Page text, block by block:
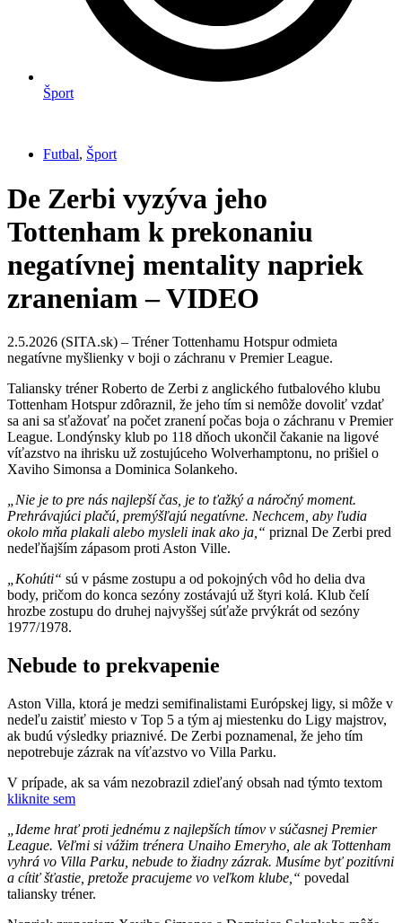
Šport
Futbal, Šport
De Zerbi vyzýva jeho
Tottenham k prekonaniu
negatívnej mentality napriek
zraneniam – VIDEO
2.5.2026 (SITA.sk) – Tréner Tottenhamu Hotspur odmieta
negatívne myšlienky v boji o záchranu v Premier League.
Taliansky tréner Roberto de Zerbi z anglického futbalového klubu
Tottenham Hotspur zdôraznil, že jeho tím si nemôže dovoliť vzdať
sa ani sa sťažovať na počet zranení počas boja o záchranu v Premier
League. Londýnsky klub po 118 dňoch ukončil čakanie na ligové
víťazstvo na ihrisku už zostujúceho Wolverhamptonu, no prišiel o
Xaviho Simonsa a Dominica Solankeho.
„Nie je to pre nás najlepší čas, je to ťažký a náročný moment.
Prehrávajúci plačú, premýšľajú negatívne. Nechcem, aby ľudia
okolo mňa plakali alebo mysleli inak ako ja,“ priznal De Zerbi pred
nedeľňajším zápasom proti Aston Ville.
„Kohúti“ sú v pásme zostupu a od pokojných vôd ho delia dva
body, pričom do konca sezóny zostávajú už štyri kolá. Klub čelí
hrozbe zostupu do druhej najvyššej súťaže prvýkrát od sezóny
1977/1978.
Nebude to prekvapenie
Aston Villa, ktorá je medzi semifinalistami Európskej ligy, si môže v
nedeľu zaistiť miesto v Top 5 a tým aj miestenku do Ligy majstrov,
ak budú výsledky priaznivé. De Zerbi poznamenal, že jeho tím
nepotrebuje zázrak na víťazstvo vo Villa Parku.
V prípade, ak sa vám nezobrazil zdieľaný obsah nad týmto textom
kliknite sem
„Ideme hrať proti jednému z najlepších tímov v súčasnej Premier
League. Veľmi si vážim trénera Unaiho Emeryho, ale ak Tottenham
vyhrá vo Villa Parku, nebude to žiadny zázrak. Musíme byť pozitívni
a cítiť šťastie, pretože pracujeme vo veľkom klube,“ povedal
taliansky tréner.